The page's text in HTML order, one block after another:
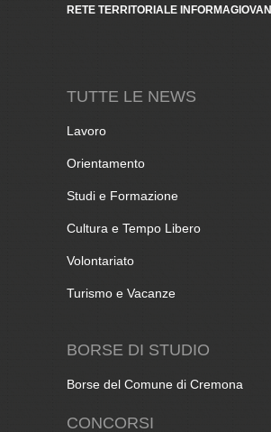
RETE TERRITORIALE INFORMAGIOVANI
TUTTE LE NEWS
Lavoro
Orientamento
Studi e Formazione
Cultura e Tempo Libero
Volontariato
Turismo e Vacanze
BORSE DI STUDIO
Borse del Comune di Cremona
CONCORSI